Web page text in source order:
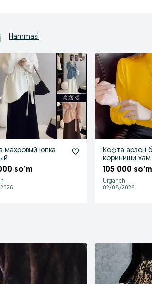
Hammasi
махровый юпка
so’m
Кофта арзон
кориниши хам
уринглар смс
105 000 so’m
Urganch
02/08/2026